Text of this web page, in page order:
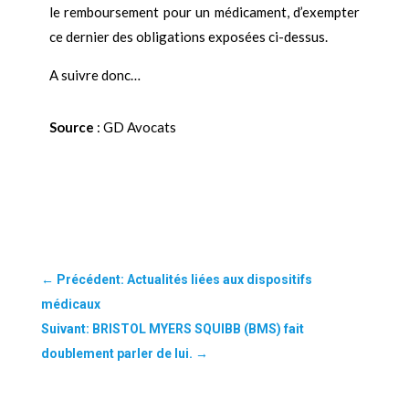
le remboursement pour un médicament, d’exempter
ce dernier des obligations exposées ci-dessus.
A suivre donc…
Source : GD Avocats
← Précédent: Actualités liées aux dispositifs
médicaux
Suivant: BRISTOL MYERS SQUIBB (BMS) fait
doublement parler de lui. →